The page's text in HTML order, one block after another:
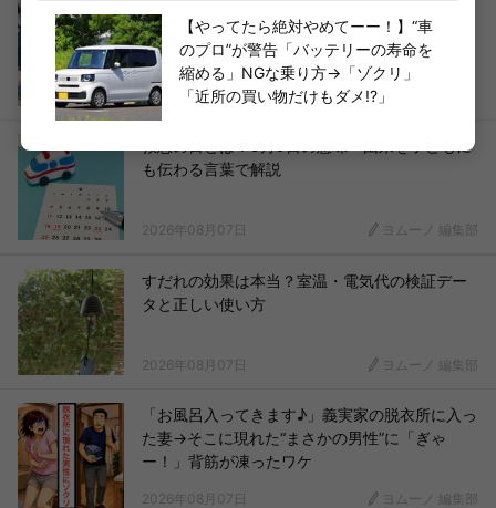
【やってたら絶対やめてーー！】“車
のプロ”が警告「バッテリーの寿命を
縮める」NGな乗り方→「ゾクリ」
「近所の買い物だけもダメ!?」
「寄生虫は出て行け！」家族にニート扱いさ
れ、追い出された僕（泣）→後日、父親から50
件の鬼電…因果応報の顛末！
2026年08月08日 ヨムーノ【ときめき分室】
救急の日とは？9月9日の意味・由来を子どもに
も伝わる言葉で解説
2026年08月07日 ヨムーノ 編集部
すだれの効果は本当？室温・電気代の検証デー
タと正しい使い方
2026年08月07日 ヨムーノ 編集部
「お風呂入ってきます♪」義実家の脱衣所に入っ
た妻→そこに現れた“まさかの男性”に「ぎゃ
ー！」背筋が凍ったワケ
2026年08月07日 ヨムーノ 編集部